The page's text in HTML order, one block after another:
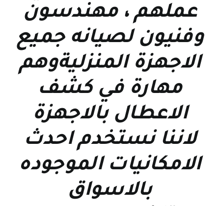
عملهم ، مهندسون
وفنيون لصيانه جميع
الاجهزة المنزليةوهم
مهارة في كشف
الاعطال بالاجهزة
لاننا نستخدم احدث
الامكانيات الموجوده
بالاسواق